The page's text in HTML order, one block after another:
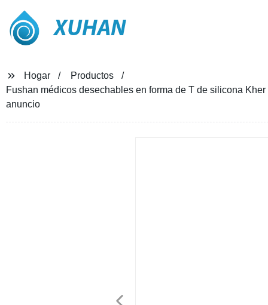
XUHAN
Hogar
Productos
Fushan médicos desechables en forma de T de silicona
anuncio